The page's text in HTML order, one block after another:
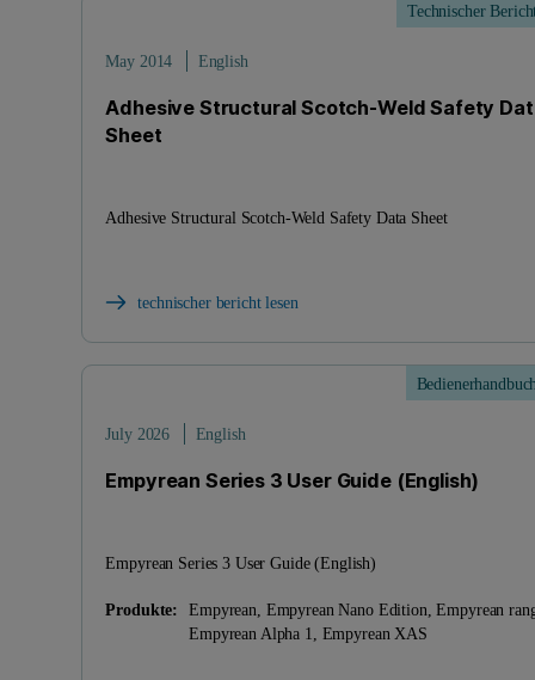
Technischer
May 2014 English
Adhesive Structural Scotch-Weld Safety
Sheet
Adhesive Structural Scotch-Weld Safety Data Sheet
technischer bericht lesen
July 2026 English
Empyrean Series 3 User Guide (English)
Empyrean Series 3 User Guide (English)
Produkte:
Empyrean, Empyrean Nano Edition, Empyrean
Empyrean Alpha 1, Empyrean XAS